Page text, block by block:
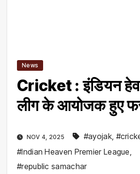
News
Cricket : इंडियन
लीग के आयोजक हुए
NOV 4, 2025 #ayojak,
#Indian Heaven Premier League
#republic samachar